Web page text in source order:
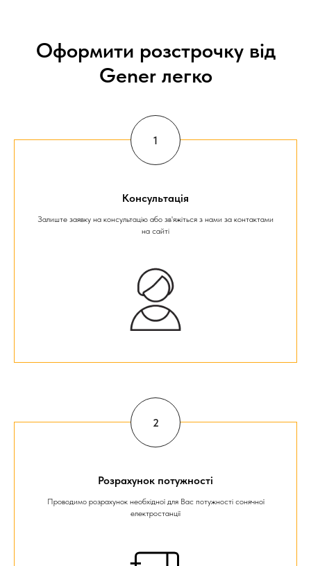
Оформити розстрочку від
Gener легко
Консультація
Залиште заявку на консультацію або зв'яжіться з нами за контактами
на сайті
Розрахунок потужності
Проводимо розрахунок необхідної для Вас потужності сонячної
електростанції